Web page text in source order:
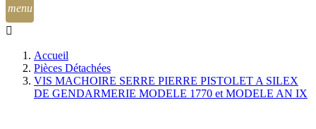
menu
Accueil
Pièces Détachées
VIS MACHOIRE SERRE PIERRE PISTOLET A SILEX
DE GENDARMERIE MODELE 1770 et MODELE AN IX